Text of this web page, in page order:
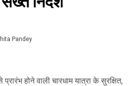
Pandey
होने वाली चारधाम यात्रा के सुरक्षित,